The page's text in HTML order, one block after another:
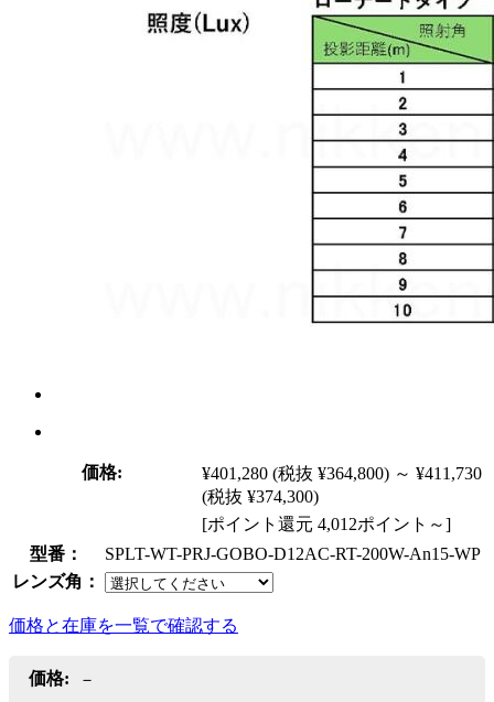
価格: ¥401,280 (税抜 ¥364,800) ～ ¥411,730
(税抜 ¥374,300)
[ポイント還元 4,012ポイント～]
型番：
SPLT-WT-PRJ-GOBO-D12AC-RT-200W-An15-WP
レンズ角：
価格と在庫を一覧で確認する
価格: －